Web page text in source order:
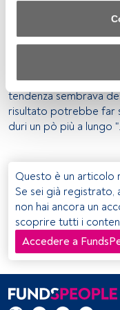
nell'ambito del
Utilizzo di dati di
attiva delle
identificazione.
personalizzati,
contenuti, ricerca sul
Elenco dei partner
aspettavano che
cooperazione
sostegno all'euro
potrebbe
erano stati più
tendenza sembrava
risultato potrebbe far
duri un pò più a lungo ".
Questo è un articolo
Se sei già registrato,
non hai ancora un
scoprire tutti i
Accedere a